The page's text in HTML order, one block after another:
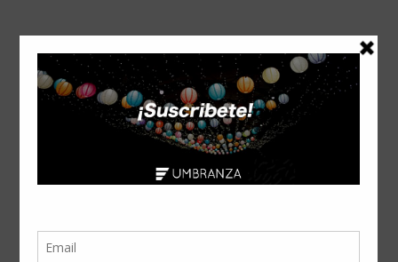
#MARKETINGDIGITAL
TAG